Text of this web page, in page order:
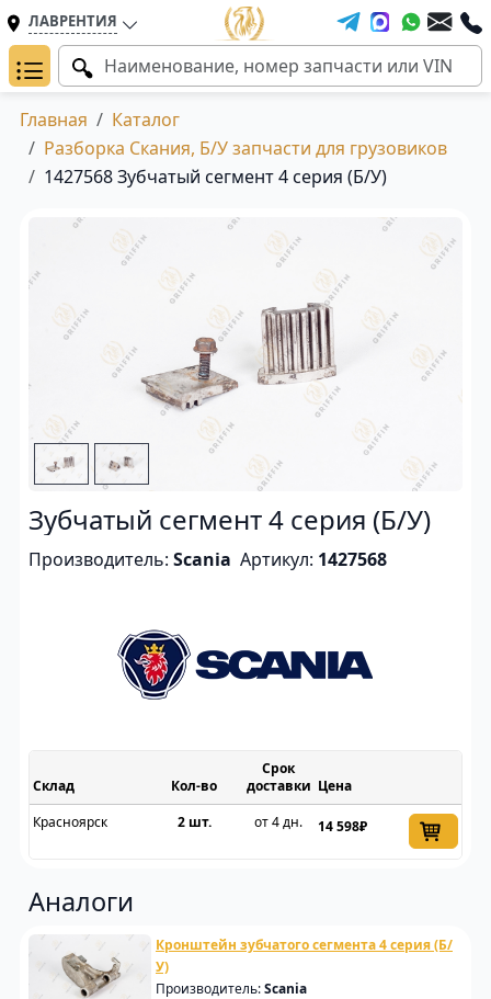
ЛАВРЕНТИЯ
Главная
Каталог
Разборка Скания, Б/У запчасти для грузовиков
1427568 Зубчатый сегмент 4 серия (Б/У)
Зубчатый сегмент 4 серия (Б/У)
Производитель: Scania Артикул: 1427568
Склад
Срок
доставки Цена
Красноярск
2 шт. от 4 дн. 14 598₽
Аналоги
Кронштейн зубчатого сегмента 4 серия (Б/
У)
Производитель:Scania